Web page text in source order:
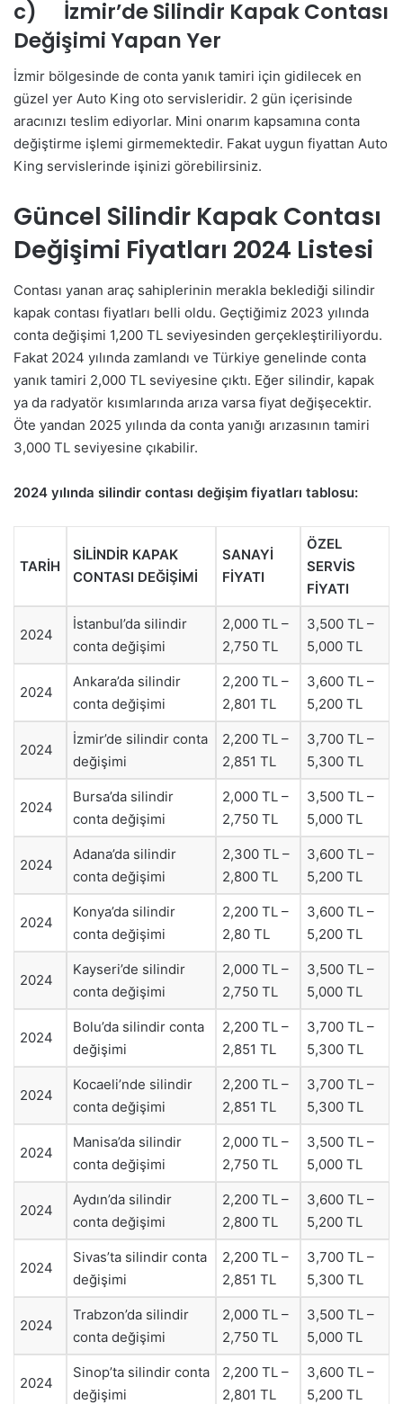
c) İzmir’de Silindir Kapak Contası
Değişimi Yapan Yer
İzmir bölgesinde de conta yanık tamiri için gidilecek en
güzel yer Auto King oto servisleridir. 2 gün içerisinde
aracınızı teslim ediyorlar. Mini onarım kapsamına conta
değiştirme işlemi girmemektedir. Fakat uygun fiyattan Auto
King servislerinde işinizi görebilirsiniz.
Güncel Silindir Kapak Contası
Değişimi Fiyatları 2024 Listesi
Contası yanan araç sahiplerinin merakla beklediği silindir
kapak contası fiyatları belli oldu. Geçtiğimiz 2023 yılında
conta değişimi 1,200 TL seviyesinden gerçekleştiriliyordu.
Fakat 2024 yılında zamlandı ve Türkiye genelinde conta
yanık tamiri 2,000 TL seviyesine çıktı. Eğer silindir, kapak
ya da radyatör kısımlarında arıza varsa fiyat değişecektir.
Öte yandan 2025 yılında da conta yanığı arızasının tamiri
3,000 TL seviyesine çıkabilir.
2024 yılında silindir contası değişim fiyatları tablosu:
TARİH
SİLİNDİR KAPAK
CONTASI DEĞİŞİMİ
SANAYİ
FİYATI
ÖZEL
SERVİS
FİYATI
2024
İstanbul’da silindir
conta değişimi
2,000 TL –
2,750 TL
3,500 TL –
5,000 TL
2024
Ankara’da silindir
conta değişimi
2,200 TL –
2,801 TL
3,600 TL –
5,200 TL
2024
İzmir’de silindir conta
değişimi
2,200 TL –
2,851 TL
3,700 TL –
5,300 TL
2024
Bursa’da silindir
conta değişimi
2,000 TL –
2,750 TL
3,500 TL –
5,000 TL
2024
Adana’da silindir
conta değişimi
2,300 TL –
2,800 TL
3,600 TL –
5,200 TL
2024
Konya’da silindir
conta değişimi
2,200 TL –
2,80 TL
3,600 TL –
5,200 TL
2024
Kayseri’de silindir
conta değişimi
2,000 TL –
2,750 TL
3,500 TL –
5,000 TL
2024
Bolu’da silindir conta
değişimi
2,200 TL –
2,851 TL
3,700 TL –
5,300 TL
2024
Kocaeli’nde silindir
conta değişimi
2,200 TL –
2,851 TL
3,700 TL –
5,300 TL
2024
Manisa’da silindir
conta değişimi
2,000 TL –
2,750 TL
3,500 TL –
5,000 TL
2024
Aydın’da silindir
conta değişimi
2,200 TL –
2,800 TL
3,600 TL –
5,200 TL
2024
Sivas’ta silindir conta
değişimi
2,200 TL –
2,851 TL
3,700 TL –
5,300 TL
2024
Trabzon’da silindir
conta değişimi
2,000 TL –
2,750 TL
3,500 TL –
5,000 TL
2024
Sinop’ta silindir conta
değişimi
2,200 TL –
2,801 TL
3,600 TL –
5,200 TL